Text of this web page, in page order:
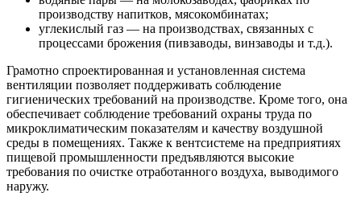
производству напитков, мясокомбинатах;
углекислый газ — на производствах, связанных с
процессами брожения (пивзаводы, винзаводы и т.д.).
Грамотно спроектированная и установленная система
вентиляции позволяет поддерживать соблюдение
гигиенических требований на производстве. Кроме того, она
обеспечивает соблюдение требований охраны труда по
микроклиматическим показателям и качеству воздушной
среды в помещениях. Также к вентсистеме на предприятиях
пищевой промышленности предъявляются высокие
требования по очистке отработанного воздуха, выводимого
наружу.